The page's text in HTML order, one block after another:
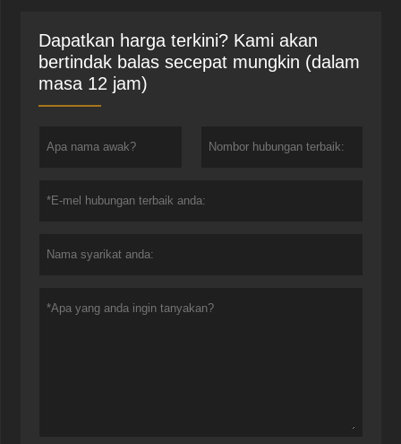
Dapatkan harga terkini? Kami akan
bertindak balas secepat mungkin (dalam
masa 12 jam)